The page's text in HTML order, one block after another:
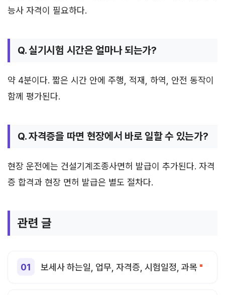
능사 자격이 필요하다.
Q. 실기시험 시간은 얼마나 되는가?
약 4분이다. 짧은 시간 안에 주행, 적재, 하역, 안전 동작이
함께 평가된다.
Q. 자격증을 따면 현장에서 바로 일할 수 있는가?
현장 운전에는 건설기계조종사면허 발급이 추가된다. 자격
증 합격과 현장 면허 발급은 별도 절차다.
관련 글
보세사 하는일, 업무, 자격증, 시험일정, 과목